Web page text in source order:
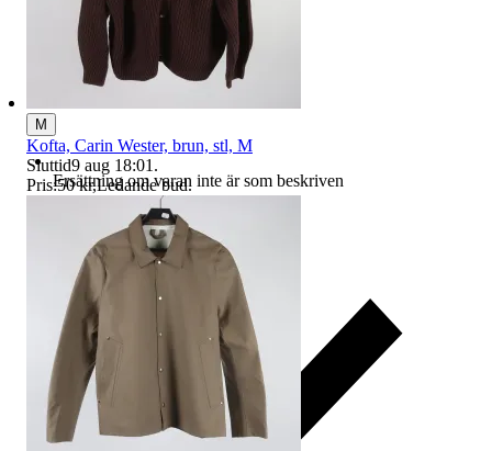
Ersättning om varan inte är som beskriven
M
Kofta, Carin Wester, brun, stl, M
Sluttid9 aug 18:01 .
Pris:50 kr,Ledande bud.